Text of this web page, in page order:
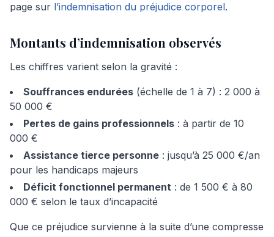
page sur l’indemnisation du préjudice corporel.
Montants d’indemnisation observés
Les chiffres varient selon la gravité :
Souffrances endurées (échelle de 1 à 7) : 2 000 à
50 000 €
Pertes de gains professionnels : à partir de 10
000 €
Assistance tierce personne : jusqu’à 25 000 €/an
pour les handicaps majeurs
Déficit fonctionnel permanent : de 1 500 € à 80
000 € selon le taux d’incapacité
Que ce préjudice survienne à la suite d’une compresse